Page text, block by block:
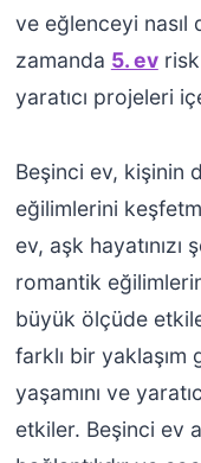
ve eğlenceyi nasıl
zamanda 5. evrisk
yaratıcı projeleri
Beşinci ev, kişinin
eğilimlerini
ev, aşk
romantik
büyük ölçüde
farklı bir
yaşamını ve
etkiler. Beşinci ev